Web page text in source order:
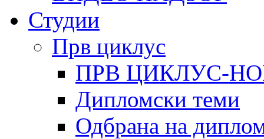
Студии
Прв циклус
ПРВ ЦИКЛУС-
Дипломски теми
Одбрана на